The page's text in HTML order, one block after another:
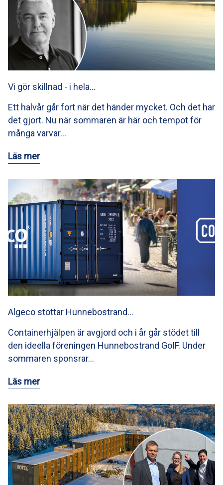
Vi gör skillnad - i hela…
Ett halvår går fort när det händer mycket. Och det har
det gjort. Nu när sommaren är här och tempot för
många varvar…
Läs mer
Algeco stöttar Hunnebostrand…
Containerhjälpen är avgjord och i år går stödet till
den ideella föreningen Hunnebostrand GoIF. Under
sommaren sponsrar…
Läs mer